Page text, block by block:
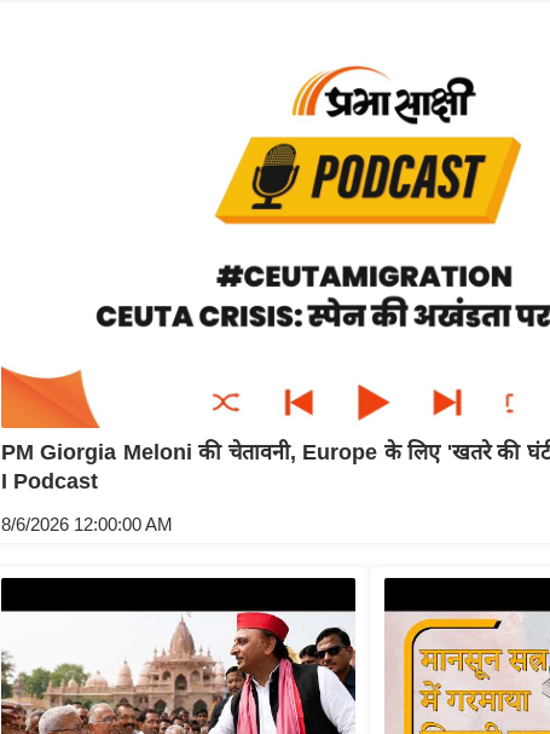
PM Giorgia Meloni की चेतावनी, Europe के लिए 'खतरे की
I Podcast
8/6/2026 12:00:00 AM